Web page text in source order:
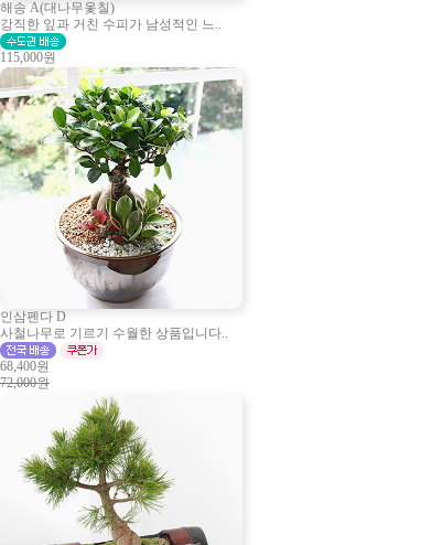
해송 A(대나무옻칠)
강직한 잎과 거친 수피가 남성적인 느..
115,000원
인삼펜다 D
사철나무로 기르기 수월한 상품입니다..
68,400원
72,000원